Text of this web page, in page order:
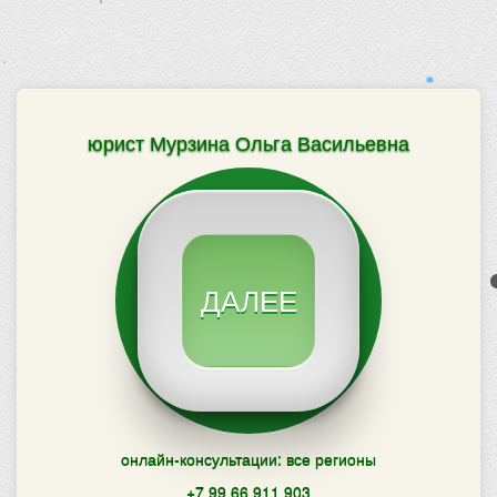
юрист Мурзина Ольга Васильевна
ДАЛЕЕ
онлайн-консультации: все регионы
+7 99 66 911 903